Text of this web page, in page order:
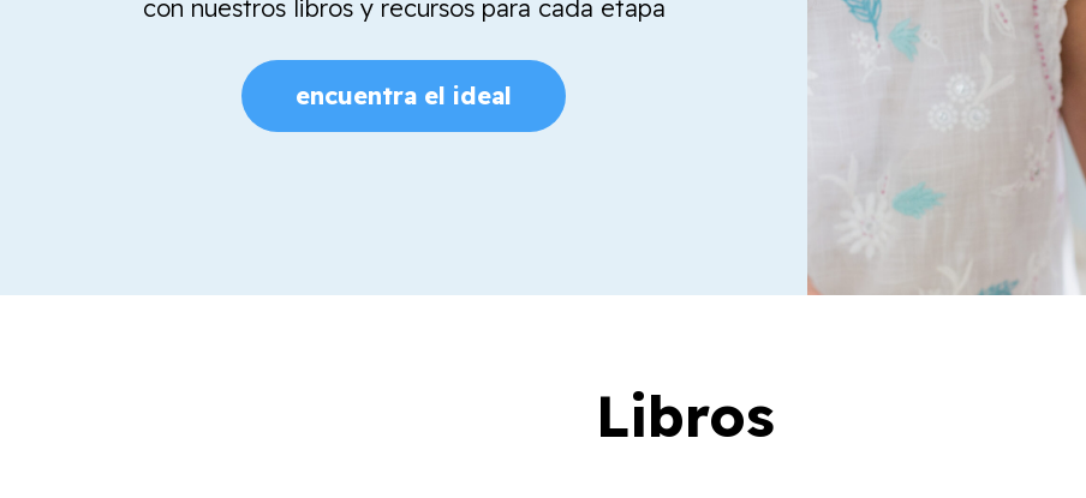
con nuestros libros y recursos para cada etapa
encuentra el ideal
Libros